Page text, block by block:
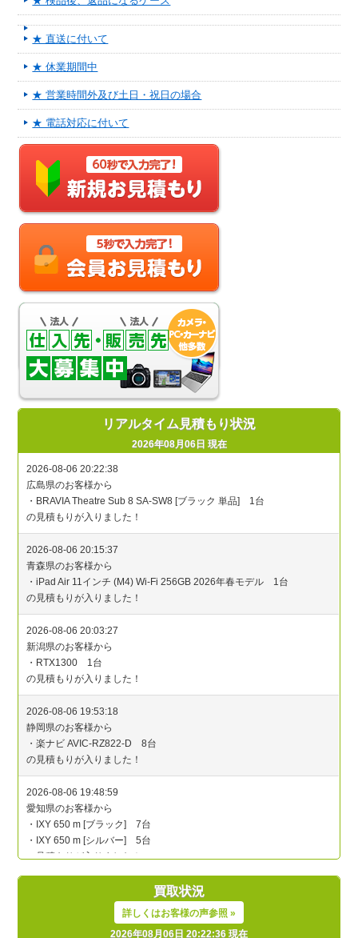
★ 直送に付いて
★ 休業期間中
★ 営業時間外及び土日・祝日の場合
★ 電話対応に付いて
リアルタイム見積もり状況
2026年08月06日 現在
買取状況
詳しくはお客様の声参照 »
2026年08月06日 20:22:36 現在